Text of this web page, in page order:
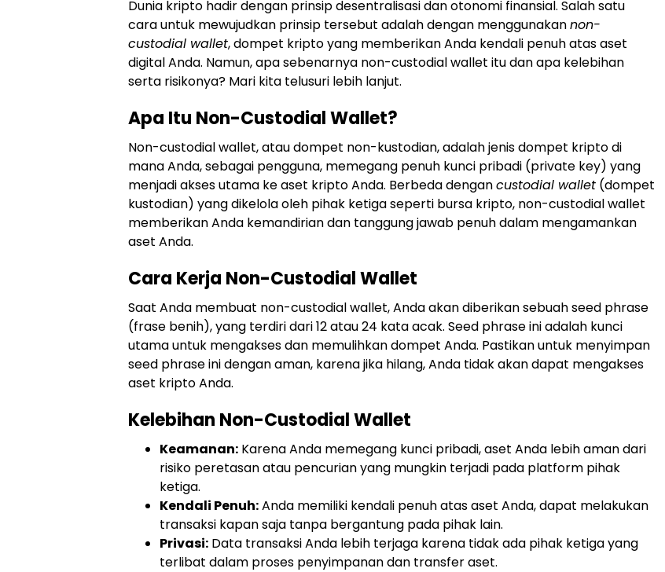
Dunia kripto hadir dengan prinsip desentralisasi dan otonomi finansial. Salah satu
cara untuk mewujudkan prinsip tersebut adalah dengan menggunakannon-
custodial wallet, dompet kripto yang memberikan Anda kendali penuh atas aset
digital Anda. Namun, apa sebenarnya non-custodial wallet itu dan apa kelebihan
serta risikonya? Mari kita telusuri lebih lanjut.
Apa Itu Non-Custodial Wallet?
Non-custodial wallet, atau dompet non-kustodian, adalah jenis dompet kripto di
mana Anda, sebagai pengguna, memegang penuh kunci pribadi (private key) yang
menjadi akses utama ke aset kripto Anda. Berbeda dengancustodial wallet (dompet
kustodian) yang dikelola oleh pihak ketiga seperti bursa kripto, non-custodial wallet
memberikan Anda kemandirian dan tanggung jawab penuh dalam mengamankan
aset Anda.
Cara Kerja Non-Custodial Wallet
Saat Anda membuat non-custodial wallet, Anda akan diberikan sebuah seed phrase
(frase benih), yang terdiri dari 12 atau 24 kata acak. Seed phrase ini adalah kunci
utama untuk mengakses dan memulihkan dompet Anda. Pastikan untuk menyimpan
seed phrase ini dengan aman, karena jika hilang, Anda tidak akan dapat mengakses
aset kripto Anda.
Kelebihan Non-Custodial Wallet
Keamanan: Karena Anda memegang kunci pribadi, aset Anda lebih aman dari
risiko peretasan atau pencurian yang mungkin terjadi pada platform pihak
ketiga.
Kendali Penuh:Anda memiliki kendali penuh atas aset Anda, dapat melakukan
transaksi kapan saja tanpa bergantung pada pihak lain.
Privasi: Data transaksi Anda lebih terjaga karena tidak ada pihak ketiga yang
terlibat dalam proses penyimpanan dan transfer aset.